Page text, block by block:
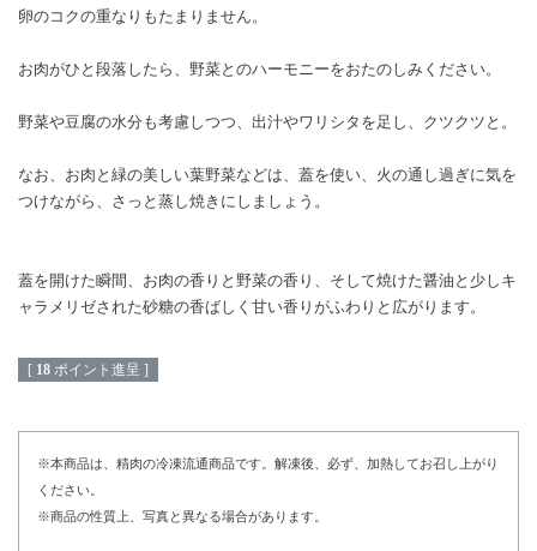
卵のコクの重なりもたまりません。
お肉がひと段落したら、野菜とのハーモニーをおたのしみください。
野菜や豆腐の水分も考慮しつつ、出汁やワリシタを足し、クツクツと。
なお、お肉と緑の美しい葉野菜などは、蓋を使い、火の通し過ぎに気を
つけながら、さっと蒸し焼きにしましょう。
蓋を開けた瞬間、お肉の香りと野菜の香り、そして焼けた醤油と少しキ
ャラメリゼされた砂糖の香ばしく甘い香りがふわりと広がります。
[ 18 ポイント進呈 ]
※本商品は、精肉の冷凍流通商品です。解凍後、必ず、加熱してお召し上がり
ください。
※商品の性質上、写真と異なる場合があります。